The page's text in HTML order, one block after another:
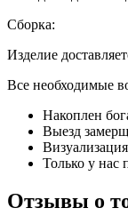
Сборка:
Изделие
Все необходимые
Накоплен
Выезд
Только у нас
Отзывы о